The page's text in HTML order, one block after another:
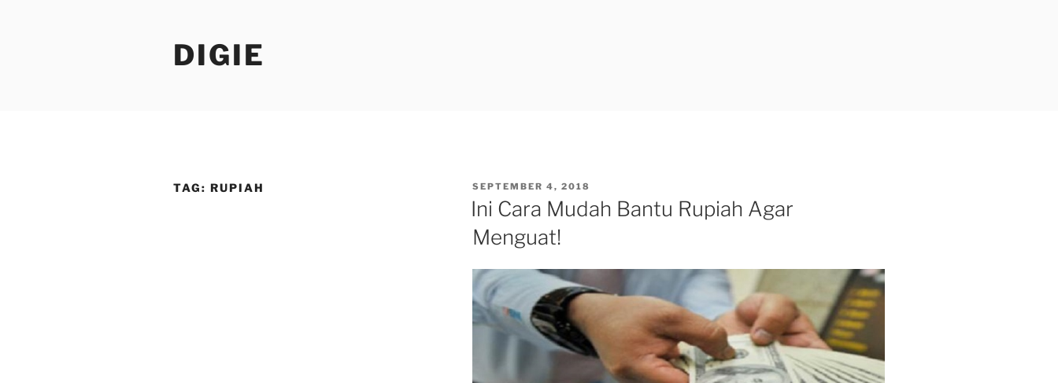
DIGIE
TAG: RUPIAH
POSTED
ON
SEPTEMBER 4, 2018
Ini Cara Mudah Bantu Rupiah Agar
Menguat!